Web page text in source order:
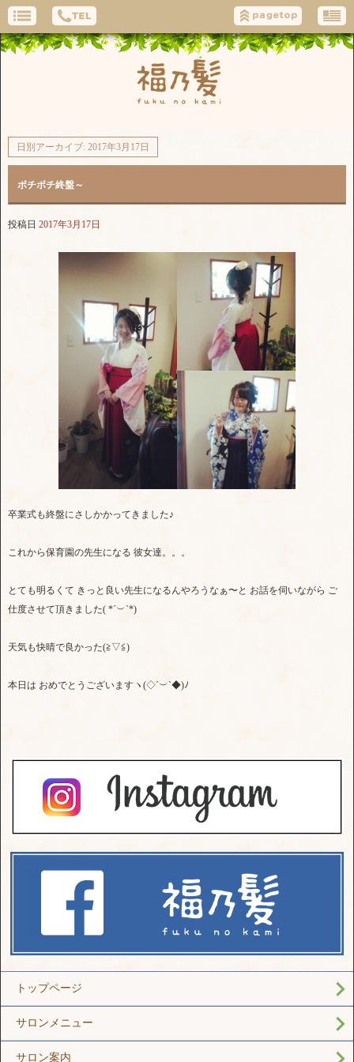
日別アーカイブ: 2017年3月17日
ボチボチ終盤～
投稿日 2017年3月17日
卒業式も終盤にさしかかってきました♪
これから保育園の先生になる 彼女達。。。
とても明るくて きっと良い先生になるんやろうなぁ〜と お話を伺いながら ご
仕度させて頂きました( *´︶`*)
天気も快晴で良かった(≧▽≦)
本日は おめでとうございますヽ(◇´︶`◆)ﾉ
トップページ
サロンメニュー
サロン案内